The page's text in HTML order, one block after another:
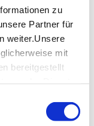
zu
Partner für
weiter.Unsere
mit
bereitgestellt